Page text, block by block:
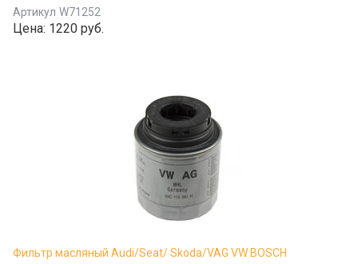
Артикул W71252
Цена: 1220 руб.
Фильтр масляный Audi/Seat/ Skoda/VAG VW BOSCH